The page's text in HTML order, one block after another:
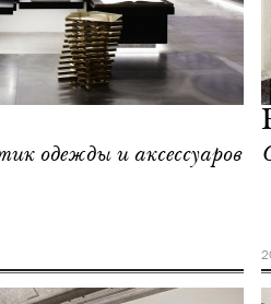
одежды и аксессуаров